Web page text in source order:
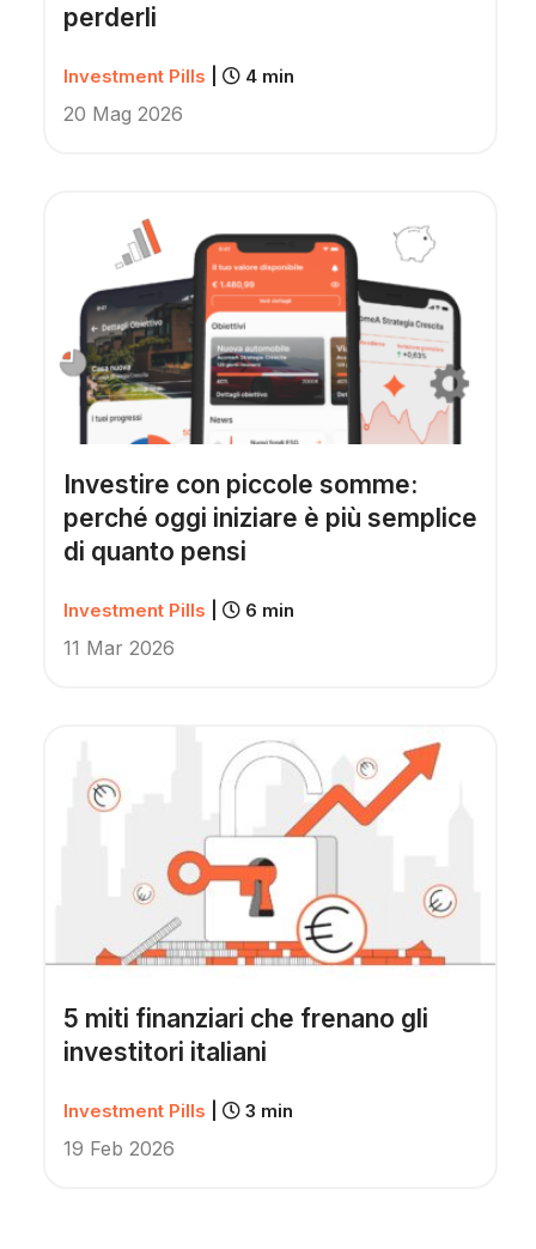
perderli
Investment Pills 4 min
20 Mag 2026
Investire con piccole somme:
perché oggi iniziare è più semplice
di quanto pensi
Investment Pills 6 min
11 Mar 2026
5 miti finanziari che frenano gli
investitori italiani
Investment Pills 3 min
19 Feb 2026